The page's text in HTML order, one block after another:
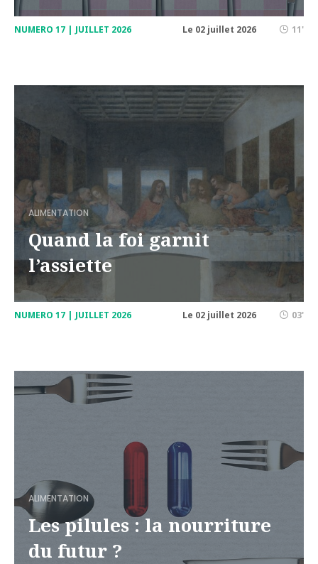
NUMERO 17 | JUILLET 2026 Le 02 juillet 2026 11'
ALIMENTATION
Quand la foi garnit
l’assiette
NUMERO 17 | JUILLET 2026 Le 02 juillet 2026 03'
ALIMENTATION
Les pilules : la nourriture
du futur ?